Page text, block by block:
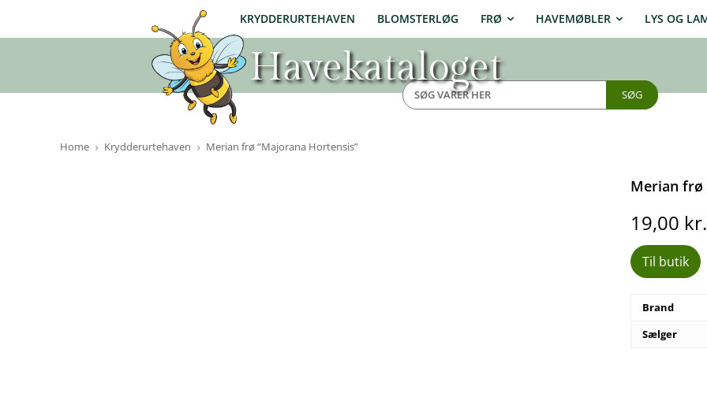
KRYDDERURTEHAVEN BLOMSTERLØG FRØ HAVEMØBLER LYS OG
Havekataloget
SØG
Home Krydderurtehaven Merian frø “Majorana Hortensis”
Merian frø
19,00 kr.
Til butik
Brand
Sælger